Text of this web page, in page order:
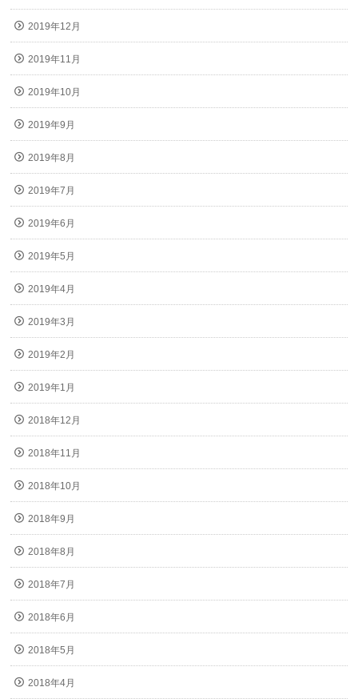
2019年12月
2019年11月
2019年10月
2019年9月
2019年8月
2019年7月
2019年6月
2019年5月
2019年4月
2019年3月
2019年2月
2019年1月
2018年12月
2018年11月
2018年10月
2018年9月
2018年8月
2018年7月
2018年6月
2018年5月
2018年4月